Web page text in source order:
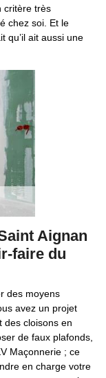
critère très
chez soi. Et le
qu’il ait aussi une
Aignan
faire du
des moyens
avez un projet
des cloisons en
de faux plafonds,
Maçonnerie ; ce
en charge votre